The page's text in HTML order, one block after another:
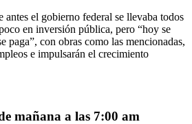
antes el gobierno federal se llevaba todos
en inversión pública, pero “hoy se
paga”, con obras como las mencionadas,
e impulsarán el crecimiento
mañana a las 7:00 am